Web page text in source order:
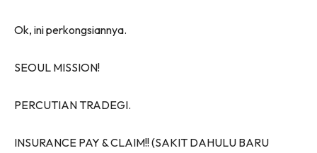
Ok, ini perkongsiannya.
SEOUL MISSION!
PERCUTIAN TRADEGI.
INSURANCE PAY & CLAIM!! (SAKIT DAHULU BARU